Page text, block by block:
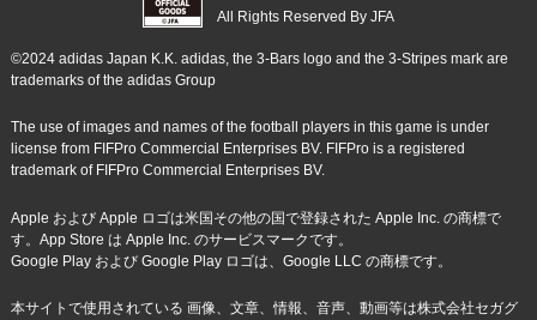
All Rights Reserved By JFA
©2024 adidas Japan K.K. adidas, the 3-Bars logo and the 3-Stripes mark are
trademarks of the adidas Group
The use of images and names of the football players in this game is under
license from FIFPro Commercial Enterprises BV. FIFPro is a registered
trademark of FIFPro Commercial Enterprises BV.
Apple および Apple ロゴは米国その他の国で登録された Apple Inc. の商標で
す。App Store は Apple Inc. のサービスマークです。
Google Play および Google Play ロゴは、Google LLC の商標です。
本サイトで使用されている 画像、文章、情報、音声、動画等は株式会社セガグ